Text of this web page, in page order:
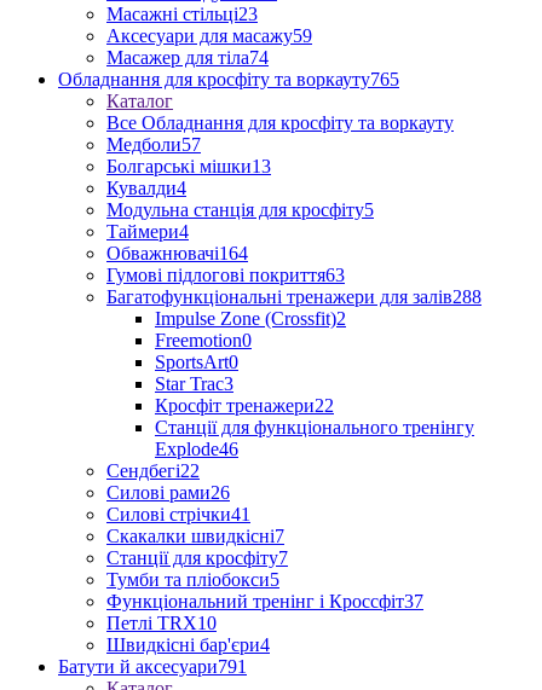
Масажні стільці23
Аксесуари для масажу59
Масажер для тіла74
Обладнання для кросфіту та воркауту765
Каталог
Все Обладнання для кросфіту та воркауту
Медболи57
Болгарські мішки13
Кувалди4
Модульна станція для кросфіту5
Таймери4
Обважнювачі164
Гумові підлогові покриття63
Багатофункціональні тренажери для залів288
Impulse Zone (Crossfit)2
Freemotion0
SportsArt0
Star Trac3
Кросфіт тренажери22
Станції для функціонального тренінгу
Explode46
Сендбегі22
Силові рами26
Силові стрічки41
Скакалки швидкісні7
Станції для кросфіту7
Тумби та пліобокси5
Функціональний тренінг і Кроссфіт37
Петлі TRX10
Швидкісні бар'єри4
Батути й аксесуари791